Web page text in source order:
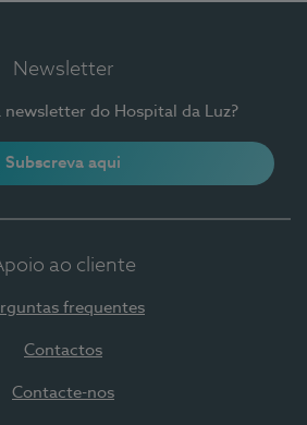
Newsletter
newsletter do Hospital da Luz?
Subscreva aqui
ao cliente
frequentes
Contactos
Contacte-nos